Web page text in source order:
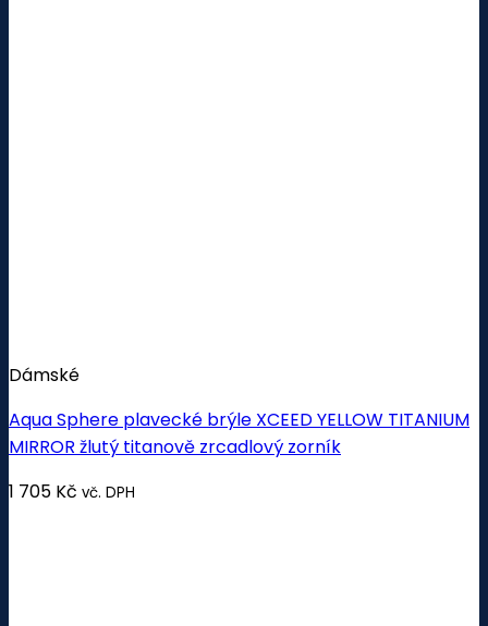
Dámské
Aqua Sphere plavecké brýle XCEED YELLOW TITANIUM
MIRROR žlutý titanově zrcadlový zorník
1 705 Kč vč. DPH